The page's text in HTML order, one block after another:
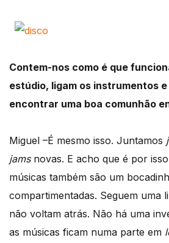
Contem-nos como é que
estúdio, ligam os instrumentos
encontrar uma boa comunhão
Miguel –É mesmo isso. Juntamos
jamsnovas. E acho que é por
músicas também são um
compartimentadas. Seguem uma
não voltam atrás. Não há uma
as músicas ficam numa parte em